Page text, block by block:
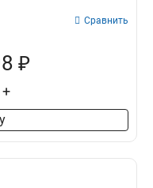
Сравнить
₽
+